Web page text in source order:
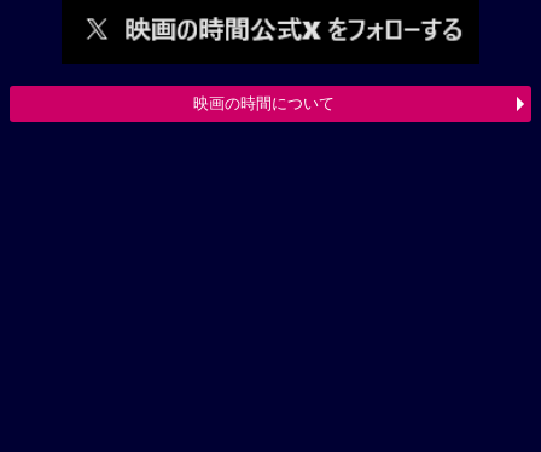
映画の時間について